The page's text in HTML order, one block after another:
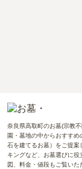
奈良県高取町のお墓(宗教
園・墓地の中からおすす
石を建てるお墓）をご提案
キングなど、お墓選びに
図、料金・値段もご覧い